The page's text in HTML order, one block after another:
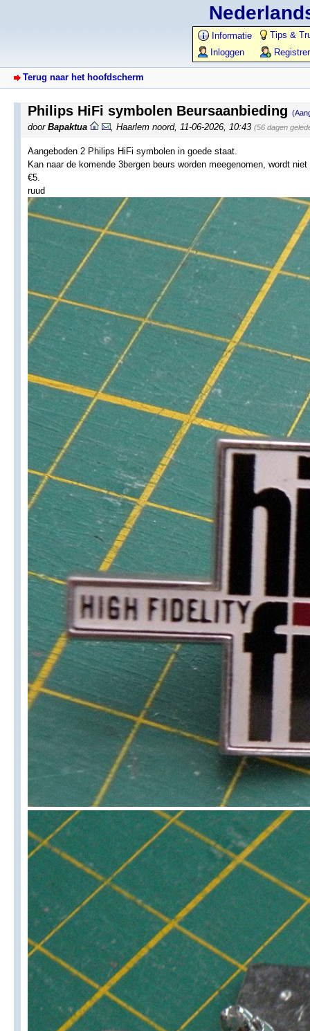
Informatie
Tips &
Inloggen
Terug naar het hoofdscherm
Philips HiFi symbolen Beursaanbieding
door Bapaktua Haarlem noord, 11-06-2026, 10:43 (56 dagen
Aangeboden 2 Philips HiFi symbolen in goede staat.
Kan naar de komende 3bergen beurs worden meegenomen, wordt
€5.
ruud